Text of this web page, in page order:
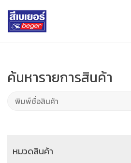
ค้นหารายการสินค้า
หมวดสินค้า